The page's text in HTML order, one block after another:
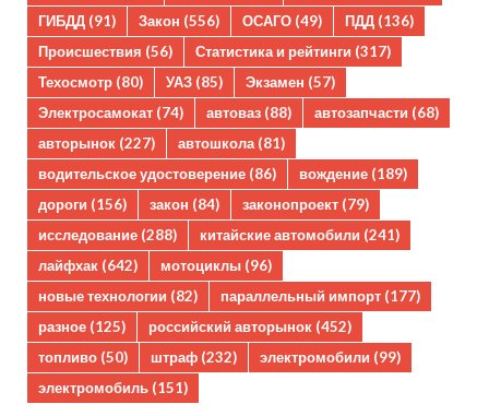
ГИБДД (91) Закон (556) ОСАГО (49) ПДД (136)
Происшествия (56) Статистика и рейтинги (317)
Техосмотр (80) УАЗ (85) Экзамен (57)
Электросамокат (74) автоваз (88) автозапчасти (68)
авторынок (227) автошкола (81)
водительское удостоверение (86) вождение (189)
дороги (156) закон (84) законопроект (79)
исследование (288) китайские автомобили (241)
лайфхак (642) мотоциклы (96)
новые технологии (82) параллельный импорт (177)
разное (125) российский авторынок (452)
топливо (50) штраф (232) электромобили (99)
электромобиль (151)